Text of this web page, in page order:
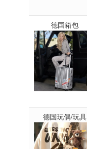
德国箱包
德国玩偶/玩具